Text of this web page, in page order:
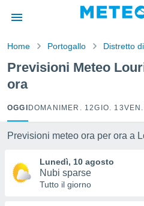
di
per
le
di
Home Portogallo Distretto
Previsioni Meteo
ora
OGGI DOMANI MER. 12GIO. 13
Previsioni meteo ora per ora a
Lunedì, 10 agosto
Nubi sparse
Tutto il giorno